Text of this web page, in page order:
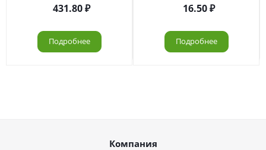
431.80
Подробнее
16.50
Подробнее
Компания